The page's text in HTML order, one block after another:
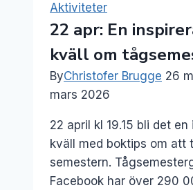
Muschött
Aktiviteter
22 apr: En
kväll om
ByChristofer Brugge 26
mars 2026
22 april kl 19.15 bli det en
kväll med boktips om att
semestern.
Facebook har över 290